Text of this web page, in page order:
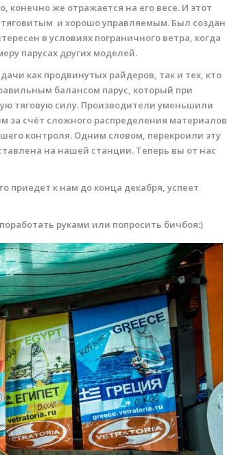
конечно же отражается на его весе. И этот
тяговитым и хорошо управляемым. Был создан
в условиях пограничного ветра, когда
парусах других моделей.
как продвинутых райдеров, так и тех, кто
балансом парус, который при
тяговую силу. Производители уменьшили
за счёт сложного распределения материалов
контроля. Одним словом, перекроили эту
на нашей станции. Теперь вы от нас
приедет к нам до конца декабря, успеет
руками или попросить бичбоя:)